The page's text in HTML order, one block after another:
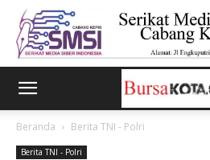
Beranda Berita TNI - Polri
Berita TNI - Polri